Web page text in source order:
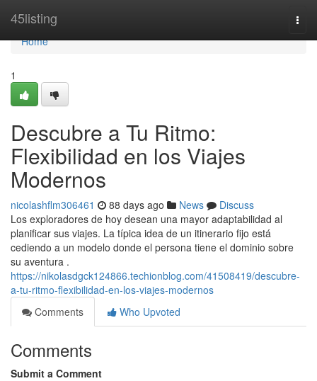
45listing
Home
Home
1
Descubre a Tu Ritmo:
Flexibilidad en los Viajes
Modernos
nicolashflm306461 88 days ago News
Discuss
Los exploradores de hoy desean una mayor adaptabilidad al
planificar sus viajes. La típica idea de un itinerario fijo está
cediendo a un modelo donde el persona tiene el dominio sobre
su aventura .
https://nikolasdgck124866.techionblog.com/41508419/descubre-
a-tu-ritmo-flexibilidad-en-los-viajes-modernos
Comments
Who Upvoted
Comments
Submit a Comment